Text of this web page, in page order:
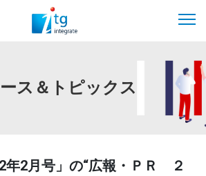
ス＆トピックス
年2月号」の“広報・ＰＲ ２